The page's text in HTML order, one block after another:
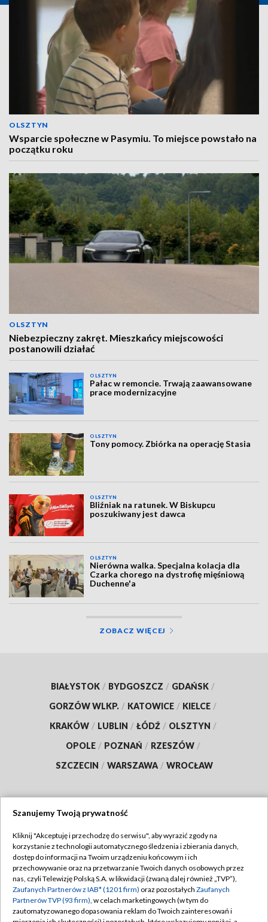
OLSZTYN
Wsparcie społeczne w Pasymiu. To miejsce powstało na
początku roku
OLSZTYN
Niebezpieczny zakręt. Mieszkańcy miejscowości
postanowili działać
OLSZTYN
Pałac w remoncie. Trwają zaawansowane
prace modernizacyjne
OLSZTYN
Tony pomocy. Zbiórka na operację Stasia
OLSZTYN
Bliźniak na ratunek. W Biskupcu
poszukiwany jest dawca
OLSZTYN
Nierówna walka. Specjalna kolacja dla
Czarka chorego na dystrofię mięśniową
Duchenne'a
ZOBACZ WIĘCEJ
BIAŁYSTOK / BYDGOSZCZ / GDAŃSK /
GORZÓW WLKP. / KATOWICE / KIELCE /
KRAKÓW / LUBLIN / ŁÓDŹ / OLSZTYN /
OPOLE / POZNAŃ / RZESZÓW /
SZCZECIN / WARSZAWA / WROCŁAW
TVP
Abonament TVP
Emisja w TVP
Centrum informacji TVP
Regulamin TVP
Polityka prywatności
Moje zgody
Szanujemy Twoją prywatność
Kliknij "Akceptuję i przechodzę do serwisu", aby wyrazić zgody na
korzystanie z technologii automatycznego śledzenia i zbierania danych,
dostęp do informacji na Twoim urządzeniu końcowym i ich
przechowywanie oraz na przetwarzanie Twoich danych osobowych przez
nas, czyli Telewizję Polską S.A. w likwidacji (zwaną dalej również „TVP”),
Zaufanych Partnerów z IAB* (1201 firm) oraz pozostałych Zaufanych
Partnerów TVP (93 firm), w celach marketingowych (w tym do
zautomatyzowanego dopasowania reklam do Twoich zainteresowań i